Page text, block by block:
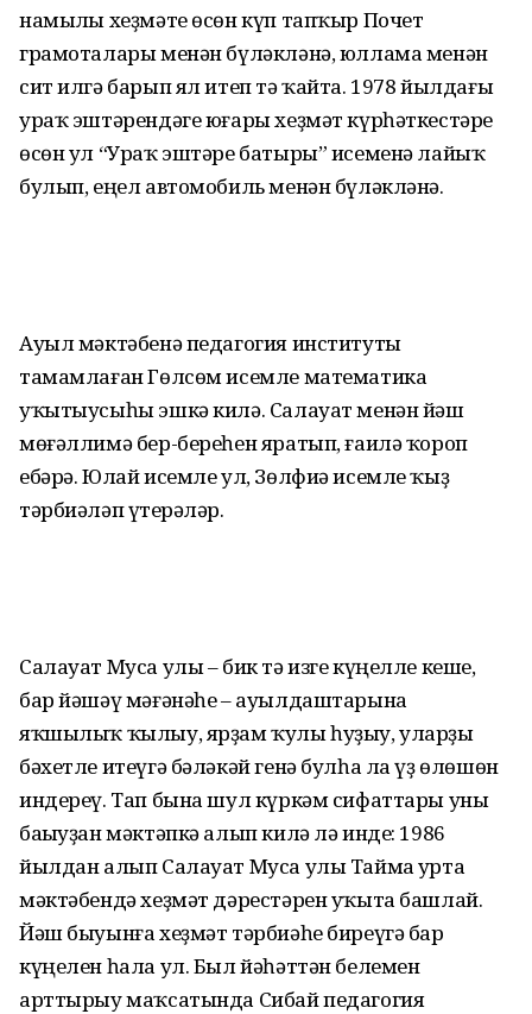
намыҫлы хеҙмәте өсөн күп тапҡыр Почет
грамоталары менән бүләкләнә, юллама менән
сит илгә барып ял итеп тә ҡайта. 1978 йылдағы
ураҡ эштәрендәге юғары хеҙмәт күрһәткестәре
өсөн ул “Ураҡ эштәре батыры” исеменә лайыҡ
булып, еңел автомобиль менән бүләкләнә.
Ауыл мәктәбенә педагогия институты
тамамлаған Гөлсөм исемле математика
уҡытыусы­һы эшкә килә. Салауат менән йәш
мөғәллимә бер-береһен яратып, ғаилә ҡороп
ебәрә. Юлай исемле ул, Зөлфиә исемле ҡыҙ
тәрбиәләп үҫтерәләр.
Салауат Муса улы – бик тә изге күңелле кеше,
бар йәшәү мәғәнәһе – ауылдаштарына
яҡшылыҡ ҡылыу, ярҙам ҡулы һуҙыу, уларҙы
бәхетле итеүгә бәләкәй генә булһа ла үҙ өлөшөн
индереү. Тап бына шул күркәм сифаттары уны
баҫыуҙан мәктәпкә алып килә лә инде: 1986
йылдан алып Салауат Муса улы Таймаҫ урта
мәктәбендә хеҙмәт дәрестәрен уҡыта башлай.
Йәш быуынға хеҙмәт тәрбиәһе биреүгә бар
күңелен һала ул. Был йәһәттән белемен
арттырыу маҡсатында Сибай педагогия